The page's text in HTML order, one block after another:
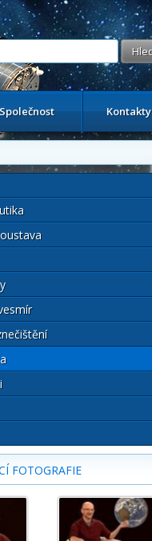
Společnost Kontakty
FOTOGRAFIE